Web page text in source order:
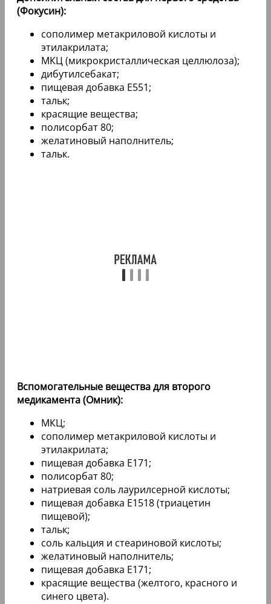
(Фокусин):
сополимер метакриловой кислоты и
этилакрилата;
МКЦ (микрокристаллическая целлюлоза);
дибутилсебакат;
пищевая добавка Е551;
тальк;
красящие вещества;
полисорбат 80;
желатиновый наполнитель;
тальк.
Вспомогательные вещества для второго
медикамента (Омник):
МКЦ;
сополимер метакриловой кислоты и
этилакрилата;
пищевая добавка Е171;
полисорбат 80;
натриевая соль лаурилсерной кислоты;
пищевая добавка Е1518 (триацетин
пищевой);
тальк;
соль кальция и стеариновой кислоты;
желатиновый наполнитель;
пищевая добавка Е171;
красящие вещества (желтого, красного и
синего цвета).